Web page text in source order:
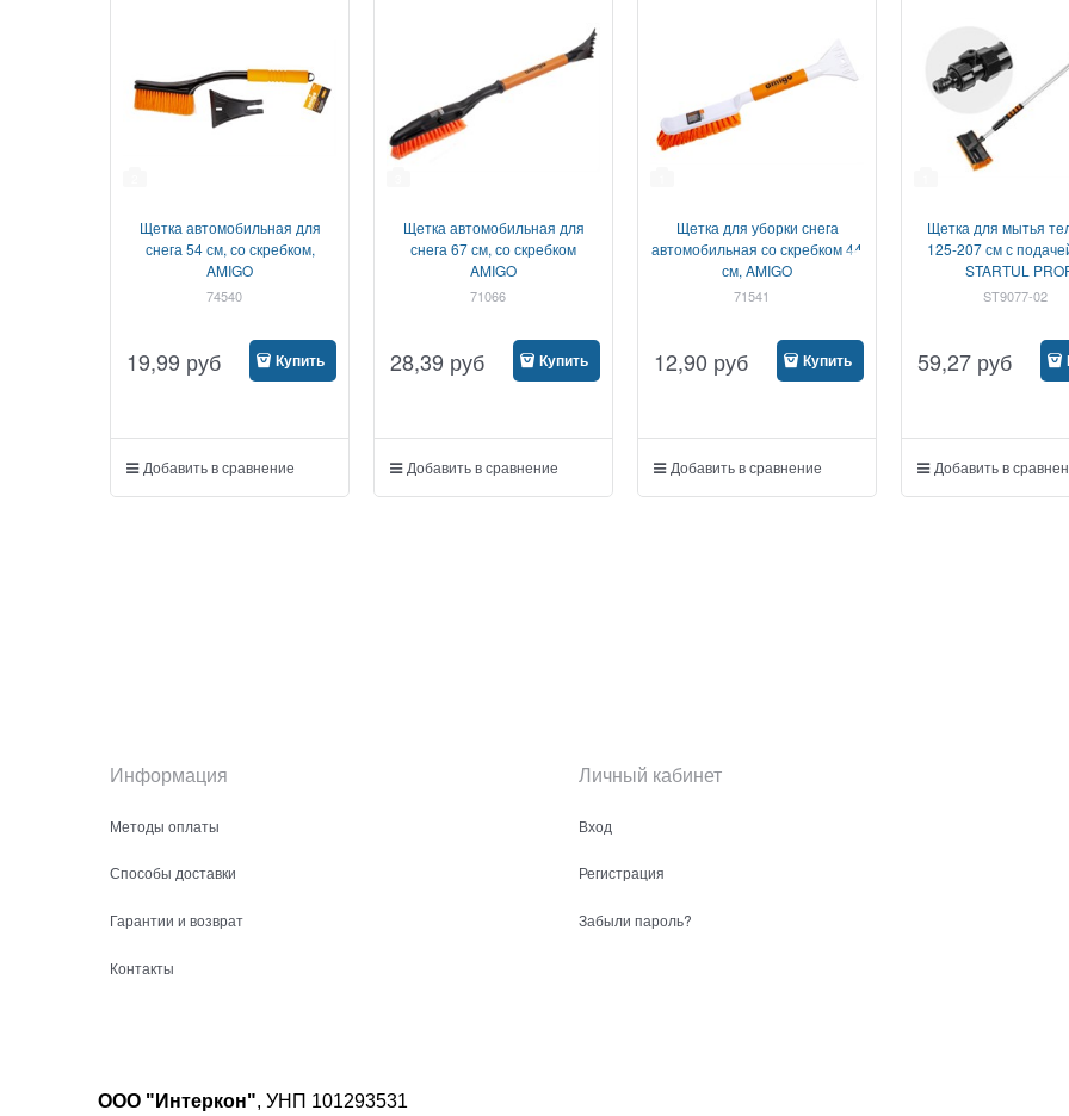
Щетка автомобильная для
снега 54 см, со скребком,
AMIGO
74540
19,99 руб Купить
Добавить в сравнение
Щетка автомобильная для
снега 67 см, со скребком
AMIGO
71066
28,39 руб Купить
Добавить в сравнение
Щетка для уборки снега
автомобильная со скребком 44
см, AMIGO
71541
12,90 руб Купить
Добавить в сравнение
Щетка для мытья
125-207 см с
STARTUL
ST9077-02
59,27 руб
Добавить в
Информация
Методы оплаты
Способы доставки
Гарантии и возврат
Контакты
Личный кабинет
Вход
Регистрация
Забыли пароль?
ООО "Интеркон", УНП 101293531